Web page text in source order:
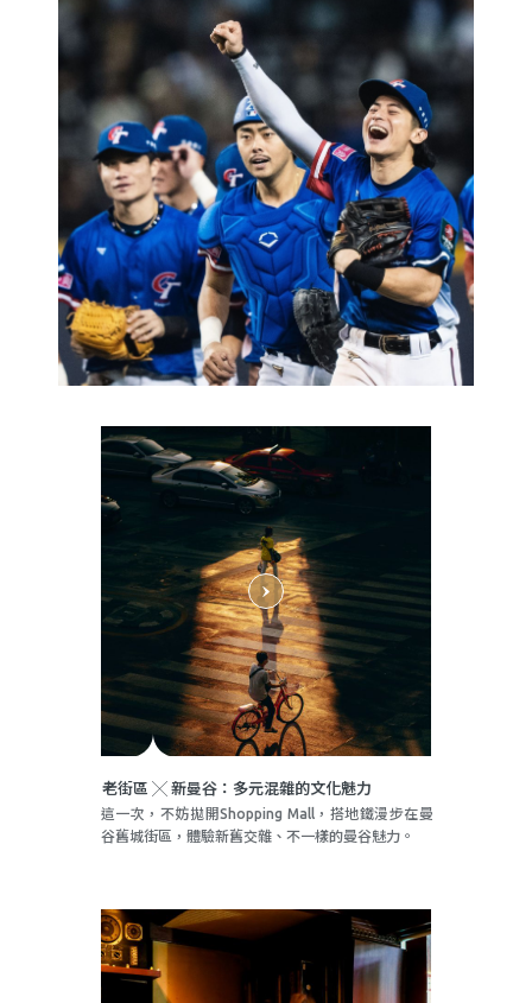
老街區 ╳ 新曼谷：多元混雜的文化魅力
這一次，不妨拋開Shopping Mall，搭地鐵漫步在曼
谷舊城街區，體驗新舊交雜、不一樣的曼谷魅力。